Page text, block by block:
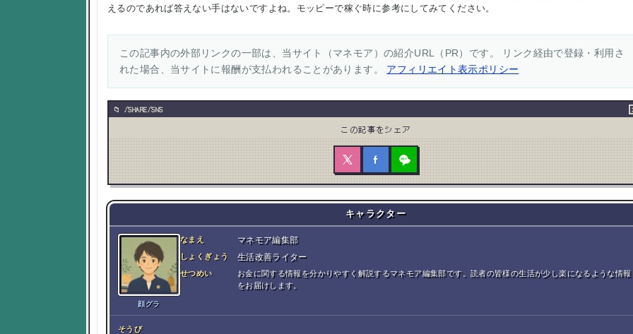
えるのであれば答えない手はないですよね。モッピーで稼ぐ時に参考にしてみてください。
この記事内の外部リンクの一部は、当サイト（マネモア）の紹介URL（PR）です。 リンク経由で登録・利用さ
れた場合、当サイトに報酬が支払われることがあります。 アフィリエイト表示ポリシー
/SHARE/SNS
この記事をシェア
キャラクター
顔グラ
なまえ マネモア編集部
しょくぎょう 生活改善ライター
せつめい
お金に関する情報を分かりやすく解説するマネモア編集部です。読者の皆様の生活が少し楽になるような情報
をお届けします。
そうび